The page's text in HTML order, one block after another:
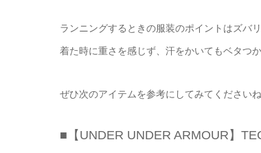
ランニングするときの服装のポイントはズバ
着た時に重さを感じず、汗をかいてもベタつ
ぜひ次のアイテムを参考にしてみてくださいね
■【UNDER UNDER ARMOUR】